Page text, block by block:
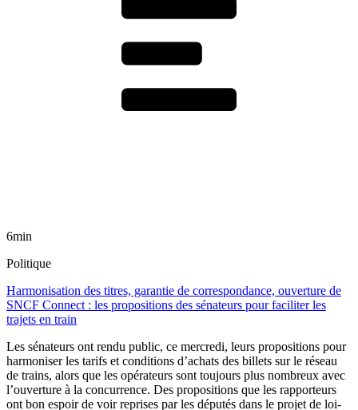
6min
Politique
Harmonisation des titres, garantie de correspondance, ouverture de
SNCF Connect : les propositions des sénateurs pour faciliter les
trajets en train
Les sénateurs ont rendu public, ce mercredi, leurs propositions pour
harmoniser les tarifs et conditions d’achats des billets sur le réseau
de trains, alors que les opérateurs sont toujours plus nombreux avec
l’ouverture à la concurrence. Des propositions que les rapporteurs
ont bon espoir de voir reprises par les députés dans le projet de loi-